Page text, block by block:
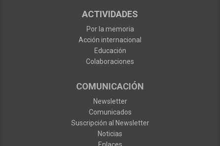
ACTIVIDADES
Por la memoria
Acción internacional
Educación
Colaboraciones
COMUNICACIÓN
Newsletter
Comunicados
Suscripción al Newsletter
Noticias
Enlaces